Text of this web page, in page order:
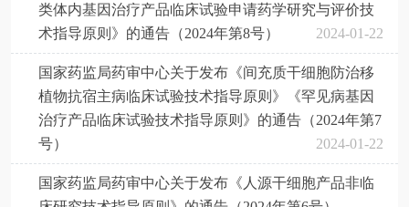
类体内基因治疗产品临床试验申请药学研究与评价技
术指导原则》的通告（2024年第8号）
2024-01-22
国家药监局药审中心关于发布《间充质干细胞防治移
植物抗宿主病临床试验技术指导原则》《罕见病基因
治疗产品临床试验技术指导原则》的通告（2024年第7
号）
2024-01-22
国家药监局药审中心关于发布《人源干细胞产品非临